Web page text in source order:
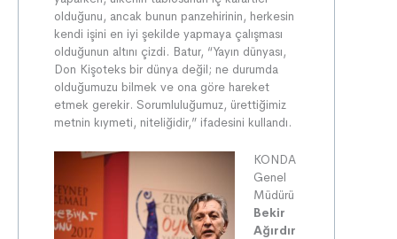
olduğunu, ancak bunun panzehirinin, herkesin
kendi işini en iyi şekilde yapmaya çalışması
olduğunun altını çizdi. Batur, “Yayın dünyası,
Don Kişoteks bir dünya değil; ne durumda
olduğumuzu bilmek ve ona göre hareket
etmek gerekir. Sorumluluğumuz, ürettiğimiz
metnin kıymeti, niteliğidir,” ifadesini kullandı.
KONDA
Genel
Müdürü
Bekir
Ağırdır